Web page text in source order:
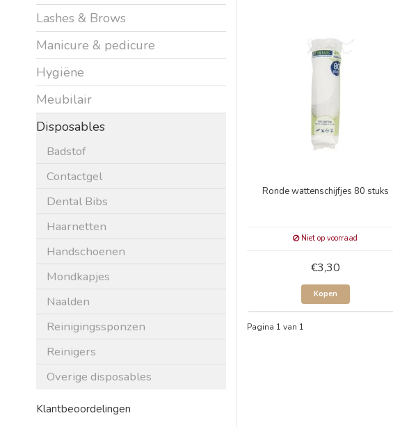
Lashes & Brows
Manicure & pedicure
Hygiëne
Meubilair
Disposables
Badstof
Contactgel
Dental Bibs
Haarnetten
Handschoenen
Mondkapjes
Naalden
Reinigingssponzen
Reinigers
Overige disposables
Klantbeoordelingen
Ronde wattenschijfjes 80 stuks
Niet op voorraad
€3,30
Kopen
Pagina 1 van 1